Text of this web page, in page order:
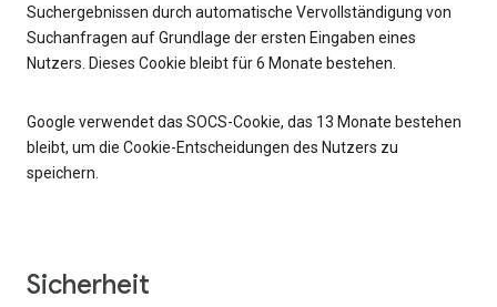
Suchergebnissen durch automatische Vervollständigung von
Suchanfragen auf Grundlage der ersten Eingaben eines
Nutzers. Dieses Cookie bleibt für 6 Monate bestehen.
Google verwendet das SOCS-Cookie, das 13 Monate bestehen
bleibt, um die Cookie-Entscheidungen des Nutzers zu
speichern.
Sicherheit